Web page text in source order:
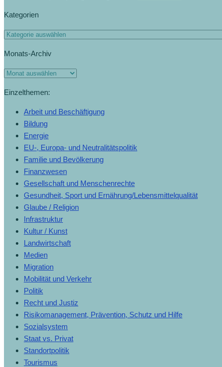
(20.5.2019)
Kategorien
Kategorien
Monats-Archiv
Monats-
Einzelthemen:
Arbeit und Beschäftigung
Bildung
Energie
EU-, Europa- und Neutralitätspolitik
Familie und Bevölkerung
Finanzwesen
Gesellschaft und Menschenrechte
Gesundheit, Sport und Ernährung/Lebensmittelqualität
Glaube / Religion
Infrastruktur
Kultur / Kunst
Landwirtschaft
Medien
Migration
Mobilität und Verkehr
Politik
Recht und Justiz
Risikomanagement, Prävention, Schutz und Hilfe
Sozialsystem
Staat vs. Privat
Standortpolitik
Tourismus